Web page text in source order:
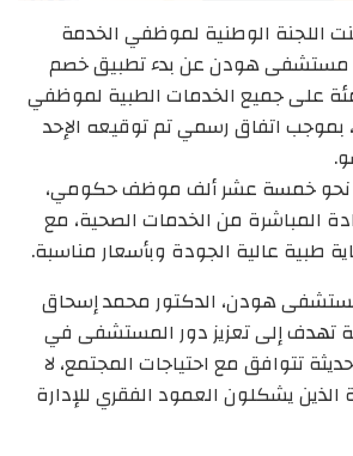
اللجنة الوطنية لموظفي الخدمة
مستشفى هودن عن بدء تطبيق خصم
على جميع الخدمات الطبية لموظفي
بموجب اتفاق رسمي تم توقيعه الإحد
نحو خمسة عشر ألف موظف حكومي،
المباشرة من الخدمات الصحية، مع
طبية عالية الجودة وبأسعار مناسبة.
هودن، الدكتور محمد إسحاق
تهدف إلى تعزيز دور المستشفى في
تتوافق مع احتياجات المجتمع، لا
يشكلون العمود الفقري للإدارة